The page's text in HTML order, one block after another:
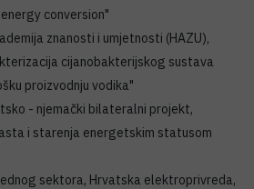
conversion"
znanosti i umjetnosti (HAZU),
cijanobakterijskog sustava
proizvodnju vodika"
- njemački bilateralni projekt,
i starenja energetskim statusom
sektora, Hrvatska elektroprivreda,